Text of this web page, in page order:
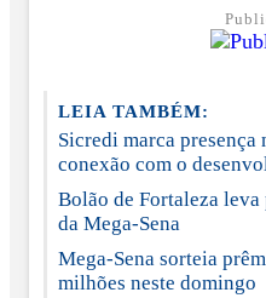
LEIA TAMBÉM:
Sicredi marca
conexão com o
Bolão de Fortaleza
da Mega-Sena
Mega-Sena sorteia
milhões neste domingo